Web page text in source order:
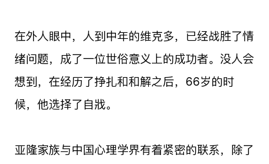
在外人眼中，人到中年的维克多，已经战胜了情
绪问题，成了一位世俗意义上的成功者。没人会
想到，在经历了挣扎和和解之后，66岁的时
候，他选择了自戕。
亚隆家族与中国心理学界有着紧密的联系，除了